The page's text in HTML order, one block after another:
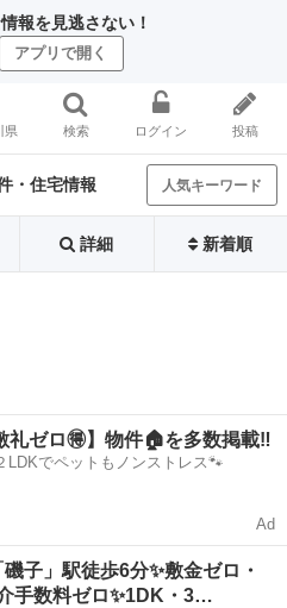
報を見逃さない！
アプリで開く
県 検索 ログイン 投稿
・住宅情報 人気キーワード
詳細 新着順
礼ゼロ🉐】物件🏠を多数掲載‼️
LDKでペットもノンストレス🐾
Ad
子」駅徒歩6分✨敷金ゼロ・
手数料ゼロ✨1DK・3…